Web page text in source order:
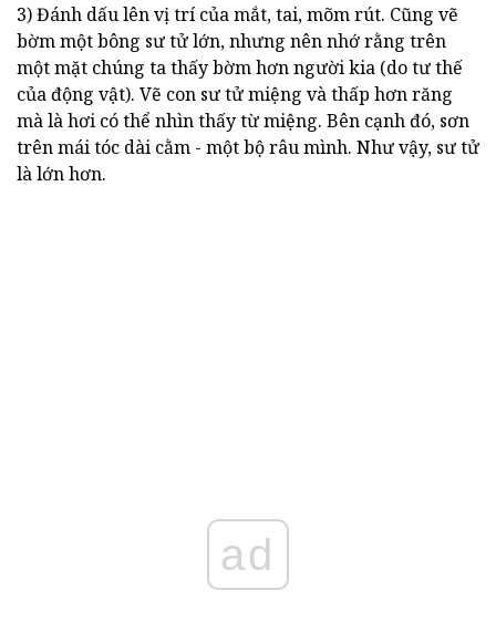
3) Đánh dấu lên vị trí của mắt, tai, mõm rút. Cũng vẽ
bờm một bông sư tử lớn, nhưng nên nhớ rằng trên
một mặt chúng ta thấy bờm hơn người kia (do tư thế
của động vật). Vẽ con sư tử miệng và thấp hơn răng
mà là hơi có thể nhìn thấy từ miệng. Bên cạnh đó, sơn
trên mái tóc dài cằm - một bộ râu mình. Như vậy, sư tử
là lớn hơn.
ad